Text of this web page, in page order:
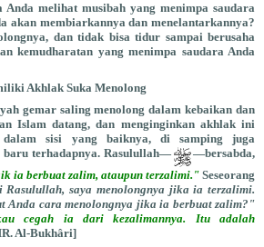
Anda melihat musibah yang menimpa saudara
akan membiarkannya dan menelantarkannya?
dan tidak bisa tidur sampai berusaha
kemudharatan yang menimpa saudara Anda
Akhlak Suka Menolong
gemar saling menolong dalam kebaikan dan
Islam datang, dan menginginkan akhlak ini
dalam sisi yang baiknya, di samping juga
baru terhadapnya. Rasulullah—
—bersabda,
ia berbuat zalim, ataupun terzalimi." Seseorang
Rasulullah, saya menolongnya jika ia terzalimi.
Anda cara menolongnya jika ia berbuat zalim?"
cegah ia dari kezalimannya. Itu adalah
Al-Bukhâri]